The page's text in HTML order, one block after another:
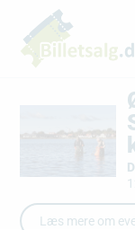
Læs mere om